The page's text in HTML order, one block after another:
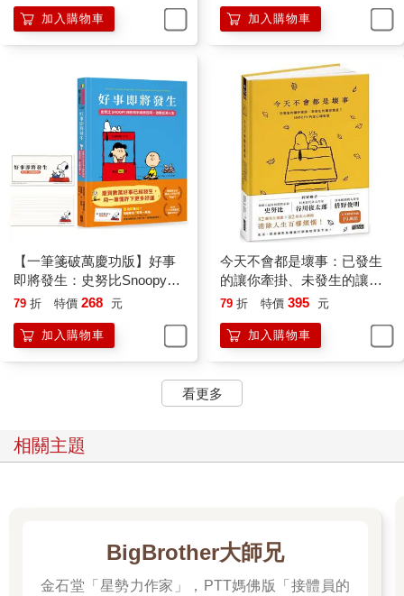
他眼中的自己是不夠格的，這連帶使得他表現差勁，也使大家認
為他就是個表現差勁的人。查理布朗的性格告訴我們，一個負面
看待自己的人是如何落入惡性循環，而因此在最終變成他所想的
我們因查理布朗而開心，是因為在某種程度上，他就是我們。我
們之所以笑他，是因為他讓我們想起自己。但由於他存在於漫畫
裡，這些與我們相似的特質被誇大描繪，使我們足以把自己從中
抽離，保持著距離看待這些人物，而不會感到被威脅或冒犯。
同樣的漫畫技巧，使我們能笑著看露西。露西也是一部分的我
們：那個什麼都知道，且不會犯錯的我們。露西對於任何失控的
事，都有一套合理的說詞。當查理布朗將自己視為徹頭徹尾的失
敗者時，露西則把自己看作理所當然的成功家。
在球場上，露西的守備能力跟查理布朗的投球能力其實一樣糟
糕。但每當露西漏接球時，總是能找到理由開脫，還可以順便罵
罵可憐的查理布朗。查理布朗把自己想得太過糟糕，露西卻把自
己想得過度美好。如果我們深入檢視這些特質以及它們對人的影
響，或許就能在生命中躲過某些相同的陷阱。
通常，自尊低落的人會按照自己所相信的，把偶犯的錯誤解讀成
一個不夠好、沒有價值、不受喜愛的人。
試想你走進一個房間時，有另一個人正準備離開。你的到來與他
的離去是完全不相干的兩件事。
我走過來才離開的。就像其他所有人一樣，他不喜歡我。」
當壞事發生時，一般人會感到惋惜，但也僅此而已。然而，如果
至會覺得連自己都無法忍受自己的無能。
大多數人可以直面成功跟失敗，但對自己抱持負面想法的人會聚
焦在失敗上，而且不單單是那些已經發生的，還包含所有可能在
加入購物車 加入購物車
【一筆箋破萬慶功版】好事
即將發生：史努比Snoopy陪
你找到自我認同，激勵低潮
79 折 特價 268 元
加入購物車
今天不會都是壞事：已發生
的讓你牽掛、未發生的讓你
擔憂？SNOOPY史努比的定
79 折 特價 395 元
加入購物車
看更多
相關主題
BigBrother大師兄
金石堂「星勢力作家」，PTT媽佛版「接體員的